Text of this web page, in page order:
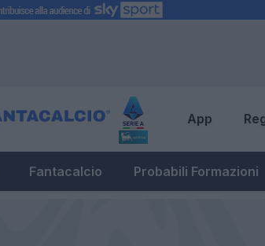
App
Fantacalcio Probabili Formazioni